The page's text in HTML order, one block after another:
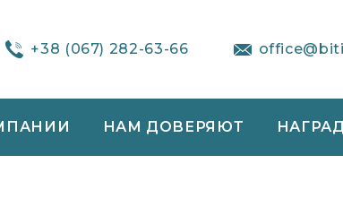
+38 (067) 282-63-66
НАМ ДОВЕРЯЮТ